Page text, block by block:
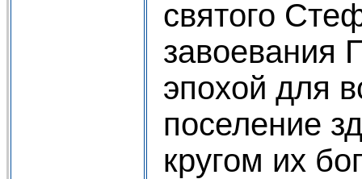
святого
завоевания
эпохой для
поселение
кругом их